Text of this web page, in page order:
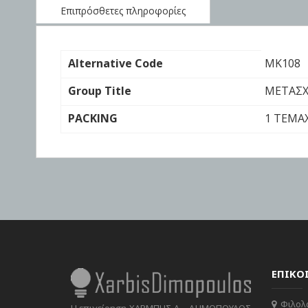
images
Επιπρόσθετες πληροφορίες
Επιπρόσθετες
πληροφορίες
Alternative Code
ΜΚ108
Group Title
PACKING
1